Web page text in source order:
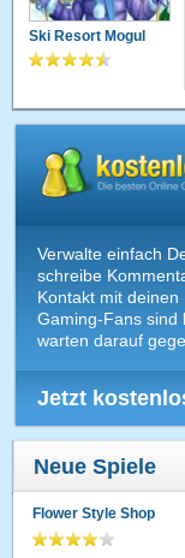
Ski Resort Mogul
Verwalte einfach
schreibe
Kontakt mit
Gaming-Fans sind
warten darauf
Jetzt
Neue Spiele
Flower Style Shop